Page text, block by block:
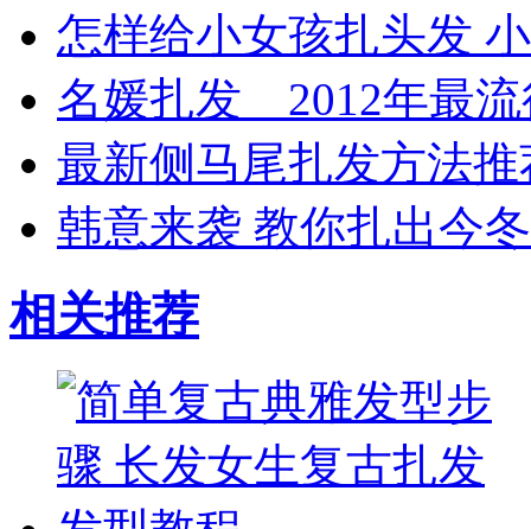
怎样给小女孩扎头发
名媛扎发 2012年最流
最新侧马尾扎发方法
韩意来袭 教你扎出今
相关推荐